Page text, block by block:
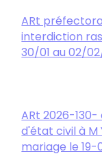
ARt
interdiction
30/01 au 02/
ARt 2026-
d'état civil à M
mariage le 19-